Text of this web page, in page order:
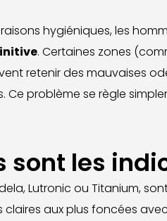
hygiéniques, les
. Certaines zones
retenir des mauvaises
Ce problème se règle
sont les
Lutronic ou Titanium,
claires aux plus foncées